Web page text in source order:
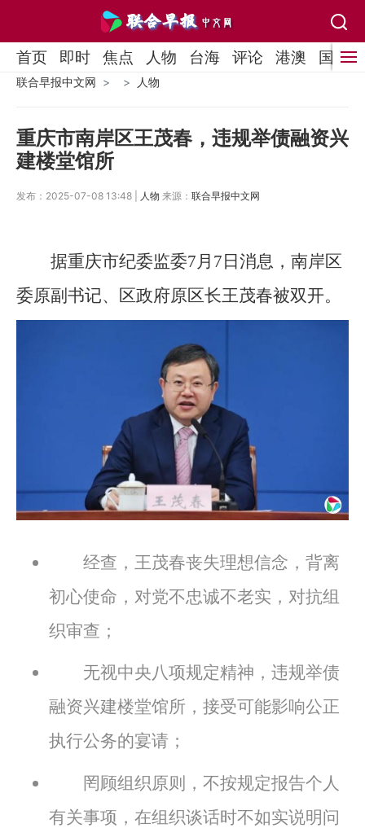
首页 即时 焦点 人物 台海 评论 港澳 国际
联合早报中文网 人物
重庆市南岸区王茂春，违规举债融资兴
建楼堂馆所
发布：2025-07-08 13:48 | 人物 来源： 联合早报中文网
据重庆市纪委监委7月7日消息，南岸区
委原副书记、区政府原区长王茂春被双开。
经查，王茂春丧失理想信念，背离
初心使命，对党不忠诚不老实，对抗组
织审查；
无视中央八项规定精神，违规举债
融资兴建楼堂馆所，接受可能影响公正
执行公务的宴请；
罔顾组织原则，不按规定报告个人
有关事项，在组织谈话时不如实说明问